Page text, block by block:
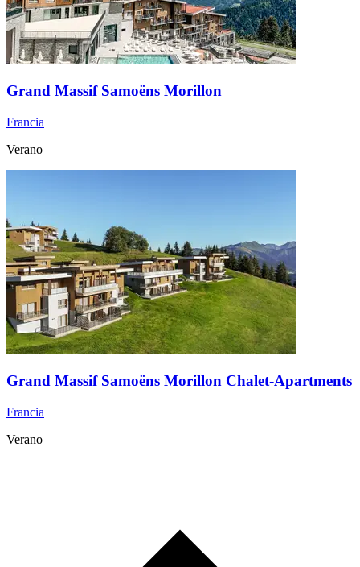
Grand Massif Samoëns Morillon
Francia
Verano
Grand Massif Samoëns Morillon Chalet-Apartments
Francia
Verano